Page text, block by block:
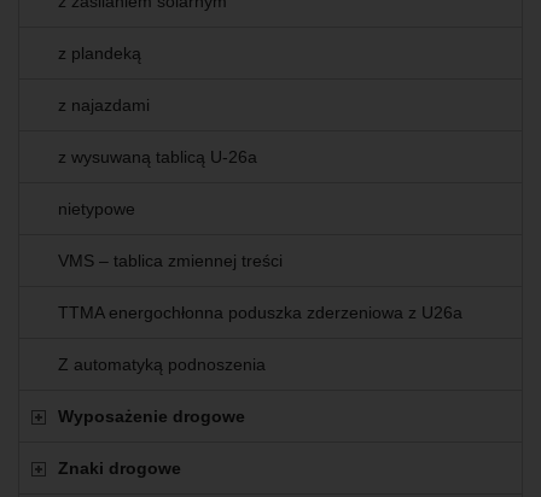
z plandeką
z najazdami
z wysuwaną tablicą U-26a
nietypowe
VMS – tablica zmiennej treści
TTMA energochłonna poduszka zderzeniowa z U26a
Z automatyką podnoszenia
Wyposażenie drogowe
Znaki drogowe